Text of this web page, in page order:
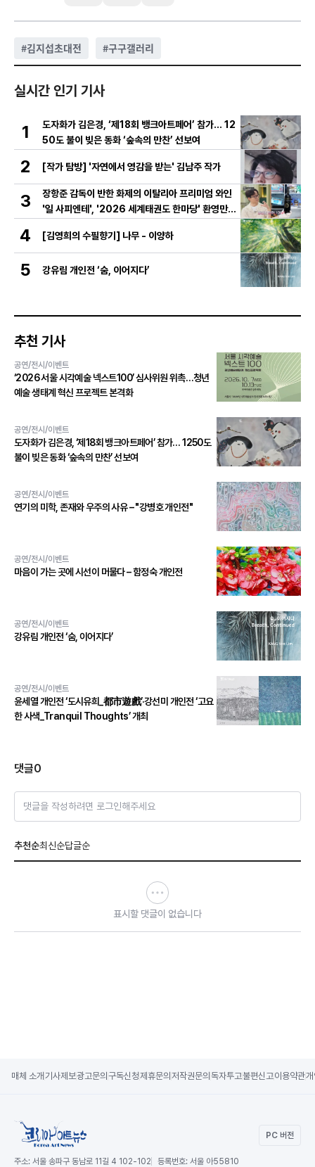
#김지섭초대전 #구구갤러리
실시간 인기 기사
1
도자화가 김은경, ‘제18회 뱅크아트페어’ 참가… 12
50도 불이 빚은 동화 ‘숲속의 만찬’ 선보여
2 [작가 탐방] '자연에서 영감을 받는' 김남주 작가
3
장항준 감독이 반한 화제의 이탈리아 프리미엄 와인
'일 사피엔테', '2026 세계태권도 한마당' 환영만찬
4 [김영희의 수필향기] 나무 - 이양하
5 강유림 개인전 ‘숨, 이어지다’
추천 기사
공연/전시/이벤트
‘2026 서울 시각예술 넥스트100’ 심사위원 위촉…청년
예술 생태계 혁신 프로젝트 본격화
공연/전시/이벤트
도자화가 김은경, ‘제18회 뱅크아트페어’ 참가… 1250도
불이 빚은 동화 ‘숲속의 만찬’ 선보여
공연/전시/이벤트
연기의 미학, 존재와 우주의 사유 – "강병호 개인전"
공연/전시/이벤트
마음이 가는 곳에 시선이 머물다 – 함정숙 개인전
공연/전시/이벤트
강유림 개인전 ‘숨, 이어지다’
공연/전시/이벤트
윤세열 개인전 ‘도시유희_都市遊戲’·강선미 개인전 ‘고요
한 사색_Tranquil Thoughts’ 개최
댓글0
댓글을 작성하려면 로그인해주세요
추천순최신순답글순
표시할 댓글이 없습니다
매체 소개 기사제보광고문의 구독신청제휴문의 저작권문의 독자투고불편신고이용약관
PC 버전
주소: 서울 송파구 동남로 11길 4 102-102 등록번호: 서울 아55810